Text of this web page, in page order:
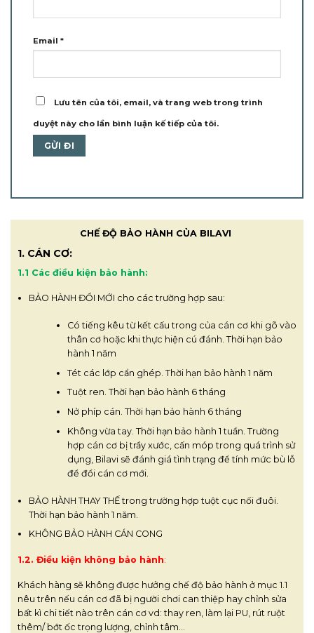
Email *
Lưu tên của tôi, email, và trang web trong trình
duyệt này cho lần bình luận kế tiếp của tôi.
CHẾ ĐỘ BẢO HÀNH CỦA BILAVI
1. CÁN CƠ:
1.1 Các điều kiện bảo hành:
BẢO HÀNH ĐỔI MỚI cho các trường hợp sau:
Có tiếng kêu từ kết cấu trong của cán cơ khi gõ vào
thân cơ hoặc khi thực hiện cú đánh. Thời hạn bảo
hành 1 năm
Tét các lớp cẩn ghép. Thời hạn bảo hành 1 năm
Tuột ren. Thời hạn bảo hành 6 tháng
Nở phíp cán. Thời hạn bảo hành 6 tháng
Không vừa tay. Thời hạn bảo hành 1 tuần. Trường
hợp cán cơ bị trầy xước, cấn móp trong quá trình sử
dụng, Bilavi sẽ đánh giá tình trạng để tính mức bù lỗ
để đổi cán cơ mới.
BẢO HÀNH THAY THẾ trong trường hợp tuột cục nối đuôi.
Thời hạn bảo hành 1 năm.
KHÔNG BẢO HÀNH CÁN CONG
1.2. Điều kiện không bảo hành:
Khách hàng sẽ không được hưởng chế độ bảo hành ở mục 1.1
nêu trên nếu cán cơ đã bị người chơi can thiệp hay chỉnh sửa
bất kì chi tiết nào trên cán cơ vd: thay ren, làm lại PU, rút ruột
thêm/ bớt ốc trọng lượng, chỉnh tâm…